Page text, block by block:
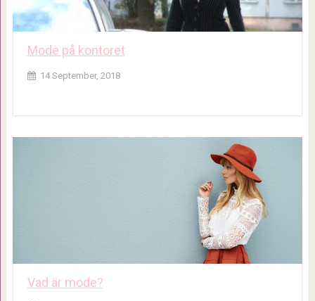
Mode på kontoret
14 September, 2018
Vad är mode?